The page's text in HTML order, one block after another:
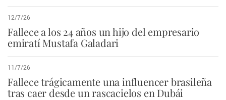
12/7/26
Fallece a los 24 años un hijo del empresario
emiratí Mustafa Galadari
11/7/26
Fallece trágicamente una influencer brasileña
tras caer desde un rascacielos en Dubái